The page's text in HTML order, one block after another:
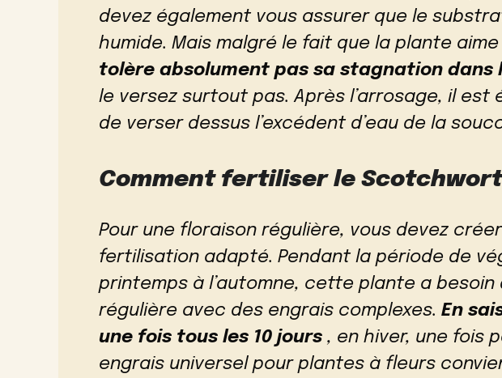
devez également vous assurer que le
humide. Mais malgré le fait que la plante aime
tolère absolument pas sa stagnation dans
le versez surtout pas. Après l’arrosage, il est
de verser dessus l’excédent d’eau de la
Comment fertiliser le
Pour une floraison régulière, vous devez
fertilisation adapté. Pendant la période de
printemps à l’automne, cette plante a besoin
régulière avec des engrais complexes. En
une fois tous les 10 jours , en hiver, une fois
engrais universel pour plantes à fleurs